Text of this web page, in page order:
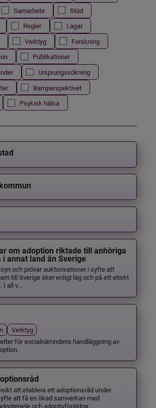
Samarbete
Stöd
Regler
Lagar
Verktyg
Forskning
Publikationer
Ursprungssökning
Barnperspektivet
Psykisk hälsa
om adoption riktade till anhöriga
i annat land än Sverige
och prövar auktorisationer i syfte att
till Sverige sker enligt lag och på ett etiskt
I all v...
Verktyg
för socialnämndens handläggning av
att etablera ett adoptionsråd under
att få en ökad samverkan med
och adoptivföräldrar...